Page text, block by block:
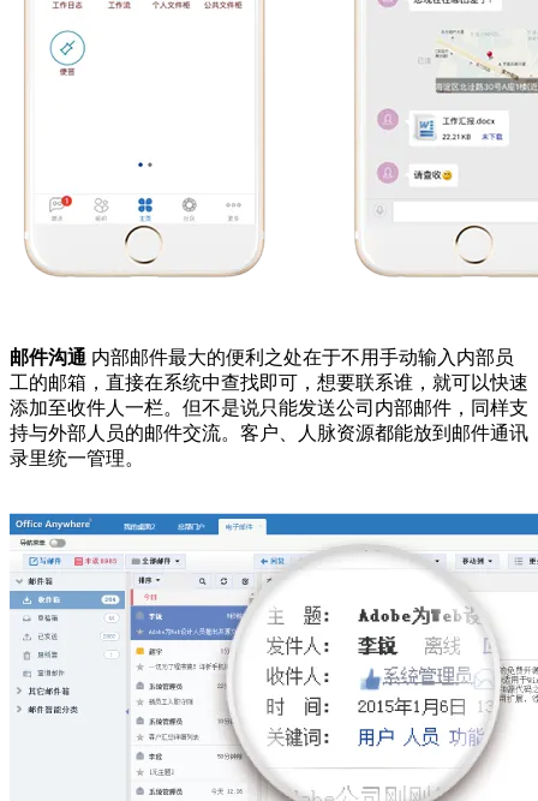
邮件沟通 内部邮件最大的便利之处在于不用手动输入内部员
工的邮箱，直接在系统中查找即可，想要联系谁，就可以快速
添加至收件人一栏。但不是说只能发送公司内部邮件，同样支
持与外部人员的邮件交流。客户、人脉资源都能放到邮件通讯
录里统一管理。